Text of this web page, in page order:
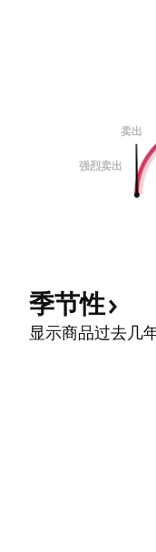
卖出
强烈卖出
季节性
显示商品过去几